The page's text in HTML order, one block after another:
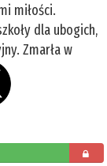
miłości.
dla ubogich,
Zmarła w